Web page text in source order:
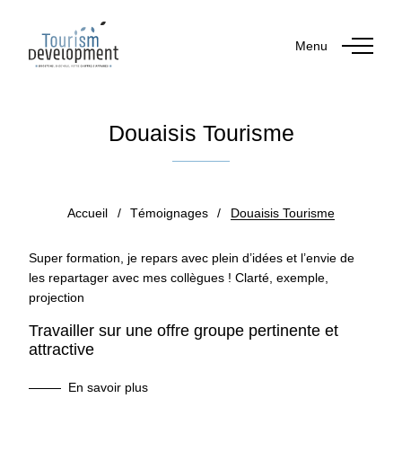
Menu
Douaisis Tourisme
Accueil / Témoignages / Douaisis Tourisme
Super formation, je repars avec plein d’idées et l’envie de
les repartager avec mes collègues ! Clarté, exemple,
projection
Travailler sur une offre groupe pertinente et
attractive
En savoir plus